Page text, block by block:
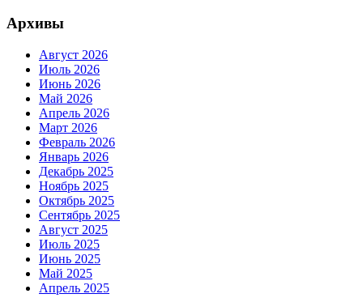
Архивы
Август 2026
Июль 2026
Июнь 2026
Май 2026
Апрель 2026
Март 2026
Февраль 2026
Январь 2026
Декабрь 2025
Ноябрь 2025
Октябрь 2025
Сентябрь 2025
Август 2025
Июль 2025
Июнь 2025
Май 2025
Апрель 2025